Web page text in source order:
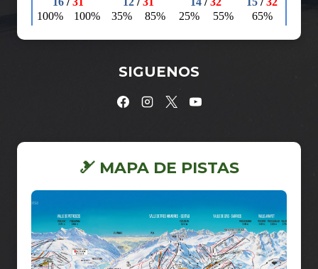
SIGUENOS
🎿 MAPA DE PISTAS